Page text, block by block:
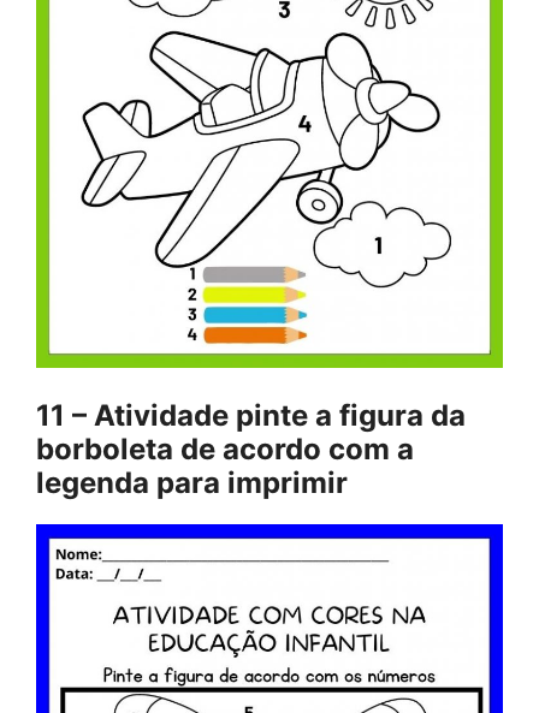
11 – Atividade pinte a figura da
borboleta de acordo com a
legenda para imprimir